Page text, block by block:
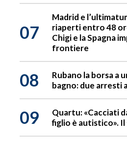
07
Madrid e
riaperti entro 48
Chigi e la Spagna
frontiere
08
Rubano la borsa a
bagno: due arresti
09
Quartu: «Cacciati
figlio è autistico».